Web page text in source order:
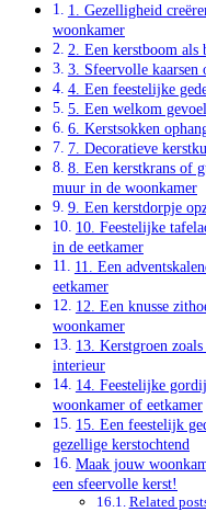
1. Gezelligheid
woonkamer
2. Een kerstboom
3. Sfeervolle kaarsen
4. Een feestelijke
5. Een welkom
6. Kerstsokken
7. Decoratieve
8. Een kerstkrans of
muur in de woonkamer
9. Een kerstdorpje
10. Feestelijke
in de eetkamer
11. Een
eetkamer
12. Een knusse
woonkamer
13. Kerstgroen
interieur
14. Feestelijke
woonkamer of eetkamer
15. Een feestelijk
gezellige kerstochtend
Maak jouw
een sfeervolle kerst!
Related